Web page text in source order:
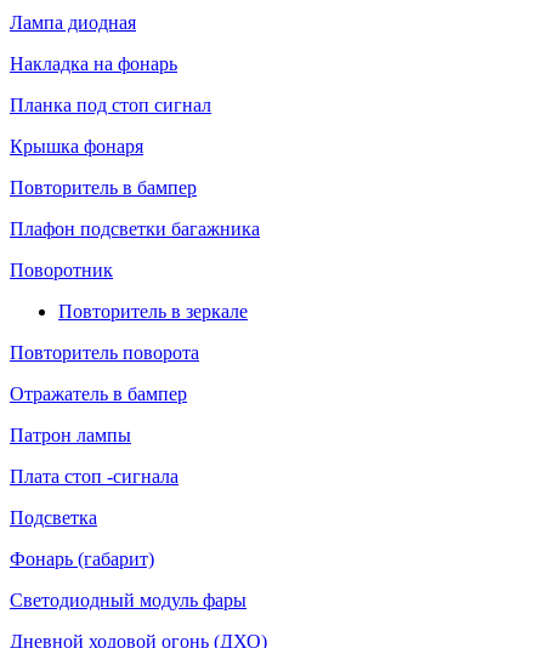
Лампа диодная
Накладка на фонарь
Планка под стоп сигнал
Крышка фонаря
Повторитель в бампер
Плафон подсветки багажника
Поворотник
Повторитель в зеркале
Повторитель поворота
Отражатель в бампер
Патрон лампы
Плата стоп -сигнала
Подсветка
Фонарь (габарит)
Светодиодный модуль фары
Дневной ходовой огонь (ДХО)